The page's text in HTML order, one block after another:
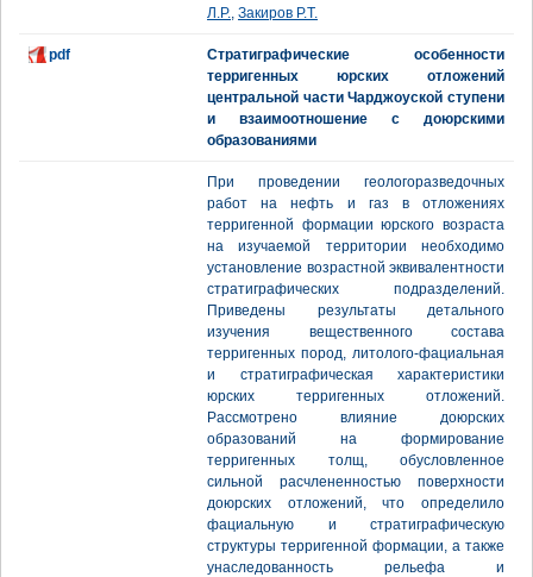
Л.Р., Закиров Р.Т.
pdf
Стратиграфические особенности
терригенных юрских отложений
центральной части Чарджоуской ступени
и взаимоотношение с доюрскими
образованиями
При проведении геологоразведочных
работ на нефть и газ в отложениях
терригенной формации юрского возраста
на изучаемой территории необходимо
установление возрастной эквивалентности
стратиграфических подразделений.
Приведены результаты детального
изучения вещественного состава
терригенных пород, литолого-фациальная
и стратиграфическая характеристики
юрских терригенных отложений.
Рассмотрено влияние доюрских
образований на формирование
терригенных толщ, обусловленное
сильной расчлененностью поверхности
доюрских отложений, что определило
фациальную и стратиграфическую
структуры терригенной формации, а также
унаследованность рельефа и